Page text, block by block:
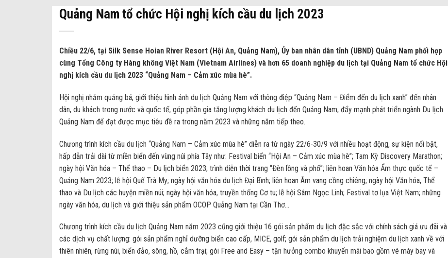
Quảng Nam tổ chức Hội nghị kích cầu du lịch 2023
Chiều 22/6, tại Silk Sense Hoian River Resort (Hội An, Quảng Nam), Ủy ban nhân dân tỉnh (UBND) Quảng Nam phối hợp
cùng Tổng Công ty Hàng không Việt Nam (Vietnam Airlines) và hơn 65 doanh nghiệp du lịch tại Quảng Nam tổ chức Hội
nghị kích cầu du lịch 2023 “Quảng Nam – Cảm xúc mùa hè”.
Hội nghị nhằm quảng bá, giới thiệu hình ảnh du lịch Quảng Nam với thông điệp “Quảng Nam – Điểm đến du lịch xanh” đến nhân
dân, du khách trong nước và quốc tế, góp phần gia tăng lượng khách du lịch đến Quảng Nam, đẩy mạnh phát triển ngành Du lịch
Quảng Nam để đạt được mục tiêu đề ra trong năm 2023 và những năm tiếp theo.
Chương trình kích cầu du lịch “Quảng Nam – Cảm xúc mùa hè” diễn ra từ ngày 22/6-30/9 với nhiều hoạt động, sự kiện nổi bật,
hấp dẫn trải dài từ miền biển đến vùng núi phía Tây như: Festival biển “Hội An – Cảm xúc mùa hè”; Tam Kỳ Discovery Marathon;
ngày hội Văn hóa – Thể thao – Du lịch biển 2023; trình diễn thời trang “Đèn lồng và phố”; liên hoan Văn hóa Ẩm thực quốc tế –
Quảng Nam 2023; lễ hội Quế Trà My; ngày hội văn hóa du lịch Đại Bình; liên hoan Âm vang cồng chiêng; ngày hội Văn hóa, Thể
thao và Du lịch các huyện miền núi; ngày hội văn hóa, truyền thống Cơ tu; lễ hội Sâm Ngọc Linh; Festival tơ lụa Việt Nam; những
ngày văn hóa, du lịch và giới thiệu sản phẩm OCOP Quảng Nam tại Cần Thơ…
Chương trình kích cầu du lịch Quảng Nam năm 2023 cũng giới thiệu 16 gói sản phẩm du lịch đặc sắc với chính sách giá ưu đãi và
các dịch vụ chất lượng: gói sản phẩm nghỉ dưỡng biển cao cấp, MICE, golf; gói sản phẩm du lịch trải nghiệm du lịch xanh về với
thiên nhiên, rừng núi, biển đảo, sông, hồ, cắm trại; gói Free and Easy – tận hưởng combo khuyến mãi bao gồm vé máy bay và